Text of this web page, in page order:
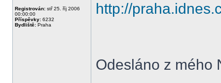
Registrován: stř 25. říj 2006
00:00:00
Příspěvky: 6232
Bydliště: Praha
http://
Odesláno z mého